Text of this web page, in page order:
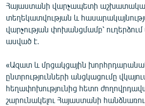
Հայերեն
English
ՀԵՏԵՎԵՔ ՄԵԶ
Հայաստանի վարչապետի
տեղեկատվության և
վարչության փոխանցմամբ՝
ասված է.
«Ազատ և մրցակցային
ընտրությունների անցկացումը
հեղափոխությունից հետո
շարունակելու Հայաստանի